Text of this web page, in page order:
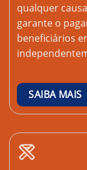
qualquer
garante o
beneficiários
SAIBA MAIS